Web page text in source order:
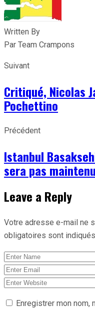
Written By
Par Team Crampons
Suivant
Critiqué, Nicolas
Pochettino
Précédent
Istanbul
sera pas
Leave a Reply
Votre adresse e-mail ne
obligatoires sont
Enregistrer mon nom,